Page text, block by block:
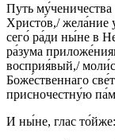
Путь
Христо́в,/ жела́ние
сего́ ра́ди ны́не в
ра́зума
восприя́вый,/
Боже́ственнаго
присночестну́ю
И ны́не, глас то́йже: